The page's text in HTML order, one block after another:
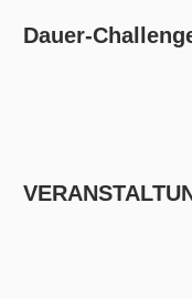
Dauer-